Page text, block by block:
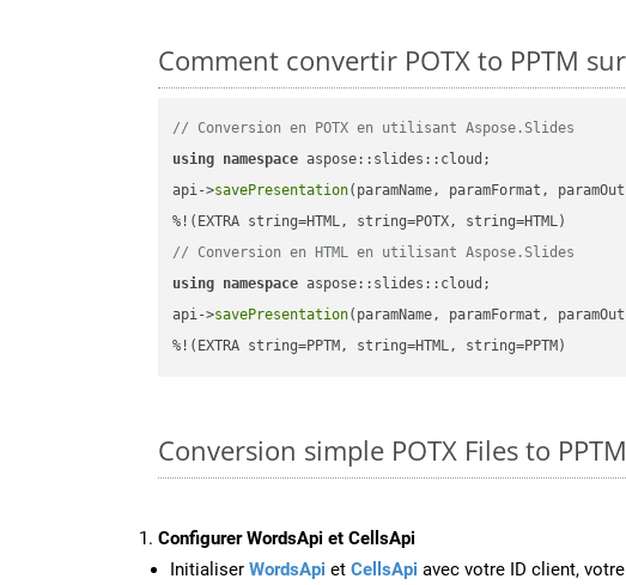
Comment convertir POTX to PPTM
// Conversion en POTX en utilisant Aspose.Slides
using namespace aspose::slides::cloud;
api->savePresentation(paramName, paramFormat,
// Conversion en HTML en utilisant Aspose.Slides
using namespace aspose::slides::cloud;
api->savePresentation(paramName, paramFormat,
%!(EXTRA string=PPTM, string=HTML, string=PPTM)
Conversion simple POTX Files to
Configurer WordsApi et CellsApi
Initialiser WordsApi et CellsApi avec votre ID client,